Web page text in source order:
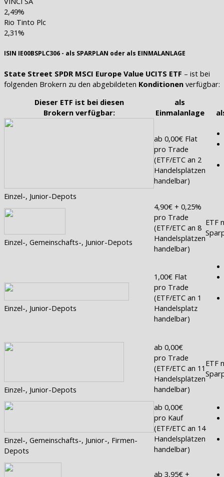
2,49%
Rio Tinto Plc
2,31%
ISIN IE00BSPLC306 - als SPARPLAN oder als EINMALANLAGE
State Street SPDR MSCI Europe Value UCITS ETF – ist bei
folgenden Brokern zu den abgebildeten Konditionen verfügbar:
Dieser ETF ist bei diesen
Brokern verfügbar:
als
Einmalanlage
Einzel-, Junior-Depots
ab 0,00€ Flat
pro Trade
(ETF/ETC an 2
Handelsplätzen
handelbar)
Einzel-, Gemeinschafts-, Junior-Depots
4,90€ + 0,25%
pro Trade
(ETF/ETC an 8
Handelsplätzen
handelbar)
ETF
Einzel-, Junior-Depots
1,00€ Flat
pro Trade
(ETF/ETC an 1
Handelsplatz
handelbar)
Einzel-, Junior-Depots
ab 0,00€
pro Trade
(ETF/ETC an 11
Handelsplätzen
handelbar)
ETF
Einzel-, Gemeinschafts-, Junior-, Firmen-
Depots
ab 0,00€
pro Kauf
(ETF/ETC an 14
Handelsplätzen
handelbar)
ab 3,95€ +